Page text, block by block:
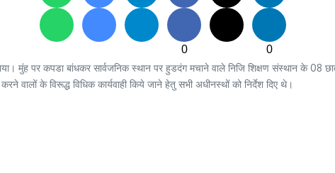
0
0
मुंह पर कपडा बांधकर सार्वजनिक स्थान पर हुडदंग मचाने वाले निजि शिक्षण संस्थान के 08
वालों के विरूद्ध विधिक कार्यवाही किये जाने हेतु सभी अधीनस्थों को निर्देश दिए थे।